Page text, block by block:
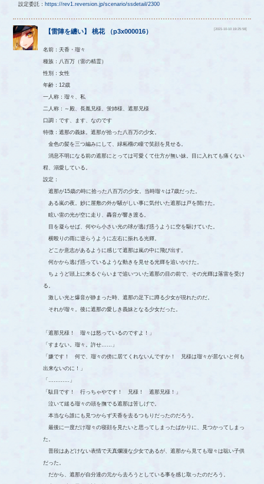
設定委託： https://rev1.reversion.jp/scenario/ssdetail/2300
【雷陣を纏い】桃花（p3x000016） [2021-10-10 19:25:58]
名前：天香・瑠々
種族：八百万（雷の精霊）
性別：女性
年齢：12歳
一人称：瑠々、私
二人称：～殿、長胤兄様、蛍姉様、遮那兄様
口調：です、ます、なのです
特徴：遮那の義妹。遮那が拾った八百万の少女。
金色の髪を三つ編みにして、緑柘榴の瞳で笑顔を見せる。
消息不明になる前の遮那にとっては可愛くて仕方が無い妹。目に入れても痛くない
程、溺愛している。
設定：
遮那が15歳の時に拾った八百万の少女。当時瑠々は7歳だった。
ある嵐の夜。妙に屋敷の外が騒がしい事に気付いた遮那は戸を開けた。
眩い雷の光が空に走り、轟音が響き渡る。
目を凝らせば、何やら小さい光の球が逃げ惑うように空を駆けていた。
横殴りの雨に逆らうように左右に振れる光輝。
どこか意志があるように感じて遮那は嵐の中に飛び出す。
何かから逃げ惑っているような動きを見せる光輝を追いかけた。
ちょうど頭上に来るぐらいまで追いついた遮那の目の前で、その光輝は落雷を受け
る。
激しい光と爆音が静まった時、遮那の足下に蹲る少女が現れたのだ。
それが瑠々。後に遮那の愛しき義妹となる少女だった。
「遮那兄様！ 瑠々は怒っているのですよ！」
「すまない。瑠々。許せ……」
「嫌です！ 何で、瑠々の傍に居てくれないんですか！ 兄様は瑠々が居ないと何も
出来ないのに！」
「…………」
「駄目です！ 行っちゃやです！ 兄様！ 遮那兄様！」
泣いて縋る瑠々の頭を撫でる遮那は苦しげで。
本当なら誰にも見つからず天香を去るつもりだったのだろう。
最後に一度だけ瑠々の寝顔を見たいと思ってしまったばかりに、見つかってしまっ
た。
普段はあどけない表情で天真爛漫な少女であるが、遮那から見ても瑠々は聡い子供
だった。
だから、遮那が自分達の元から去ろうとしている事を感じ取ったのだろう。